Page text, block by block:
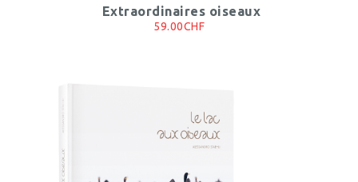
Extraordinaires oiseaux
59.00CHF